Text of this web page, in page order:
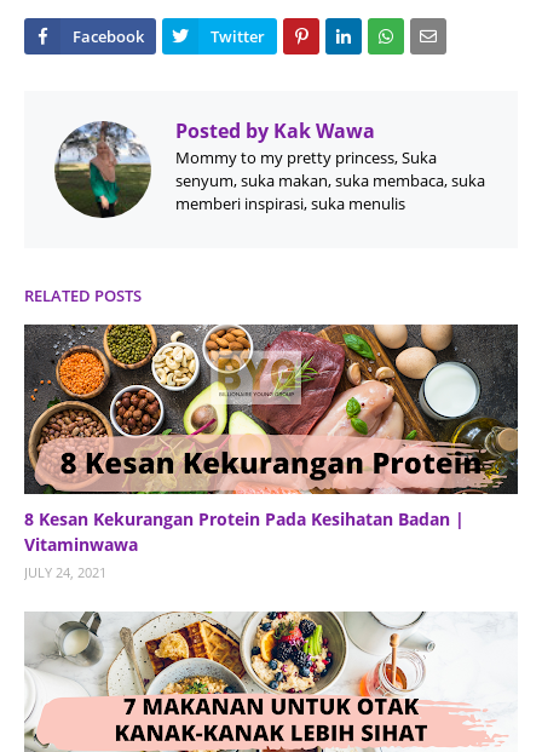
Posted by Kak Wawa
Mommy to my pretty princess, Suka
senyum, suka makan, suka membaca, suka
memberi inspirasi, suka menulis
RELATED POSTS
8 Kesan Kekurangan Protein Pada Kesihatan Badan |
Vitaminwawa
JULY 24, 2021